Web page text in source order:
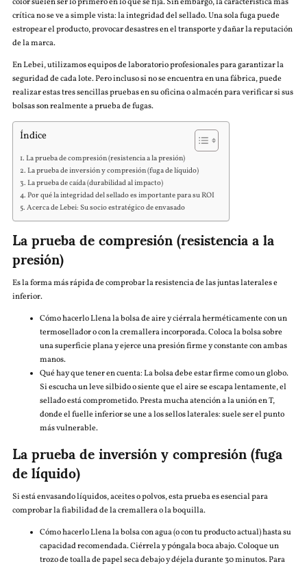
crítica no se ve a simple vista: la integridad del sellado. Una sola fuga puede
estropear el producto, provocar desastres en el transporte y dañar la reputación
de la marca.
En Lebei, utilizamos equipos de laboratorio profesionales para garantizar la
seguridad de cada lote. Pero incluso si no se encuentra en una fábrica, puede
realizar estas tres sencillas pruebas en su oficina o almacén para verificar si sus
bolsas son realmente a prueba de fugas.
Índice
La prueba de compresión (resistencia a la presión)
La prueba de inversión y compresión (fuga de líquido)
La prueba de caída (durabilidad al impacto)
Por qué la integridad del sellado es importante para su ROI
Acerca de Lebei: Su socio estratégico de envasado
La prueba de compresión (resistencia a la
presión)
Es la forma más rápida de comprobar la resistencia de las juntas laterales e
inferior.
Cómo hacerlo Llena la bolsa de aire y ciérrala herméticamente con un
termosellador o con la cremallera incorporada. Coloca la bolsa sobre
una superficie plana y ejerce una presión firme y constante con ambas
manos.
Qué hay que tener en cuenta: La bolsa debe estar firme como un globo.
Si escucha un leve silbido o siente que el aire se escapa lentamente, el
sellado está comprometido. Presta mucha atención a la unión en T,
donde el fuelle inferior se une a los sellos laterales: suele ser el punto
más vulnerable.
La prueba de inversión y compresión (fuga
de líquido)
Si está envasando líquidos, aceites o polvos, esta prueba es esencial para
comprobar la fiabilidad de la cremallera o la boquilla.
Cómo hacerlo Llena la bolsa con agua (o con tu producto actual) hasta su
capacidad recomendada. Ciérrela y póngala boca abajo. Coloque un
trozo de toalla de papel seca debajo y déjela durante 30 minutos. Para